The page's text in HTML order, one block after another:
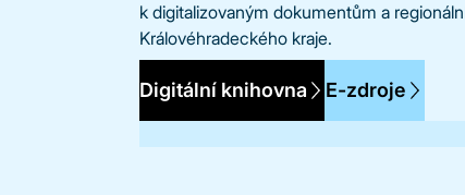
k digitalizovaným dokumentům a
Královéhradeckého kraje.
Digitální knihovna E-zdroje